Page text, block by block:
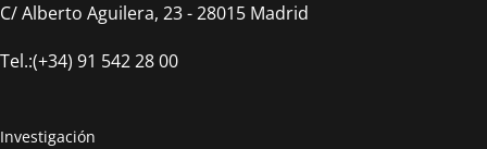
C/ Alberto Aguilera, 23 - 28015 Madrid
Tel.:(+34) 91 542 28 00
Investigación